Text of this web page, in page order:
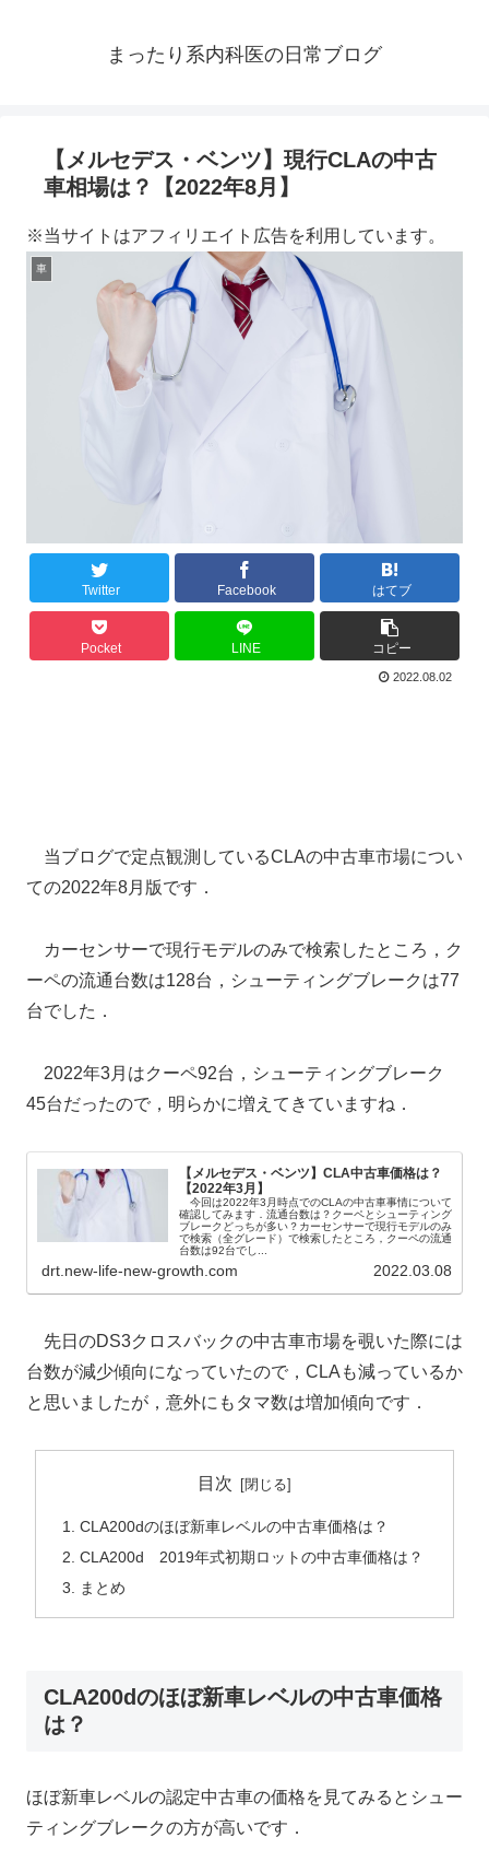
まったり系内科医の日常ブログ
【メルセデス・ベンツ】現行CLAの中古
車相場は？【2022年8月】
※当サイトはアフィリエイト広告を利用しています。
車
Twitter Facebook はてブ
Pocket LINE コピー
2022.08.02
当ブログで定点観測しているCLAの中古車市場につい
ての2022年8月版です．
カーセンサーで現行モデルのみで検索したところ，ク
ーペの流通台数は128台，シューティングブレークは77
台でした．
2022年3月はクーペ92台，シューティングブレーク
45台だったので，明らかに増えてきていますね．
【メルセデス・ベンツ】CLA中古車価格は？
【2022年3月】
今回は2022年3月時点でのCLAの中古車事情について
確認してみます．流通台数は？クーペとシューティング
ブレークどっちが多い？カーセンサーで現行モデルのみ
で検索（全グレード）で検索したところ，クーペの流通
台数は92台でし...
drt.new-life-new-growth.com 2022.03.08
先日のDS3クロスバックの中古車市場を覗いた際には
台数が減少傾向になっていたので，CLAも減っているか
と思いましたが，意外にもタマ数は増加傾向です．
目次
CLA200dのほぼ新車レベルの中古車価格は？
CLA200d 2019年式初期ロットの中古車価格は？
まとめ
CLA200dのほぼ新車レベルの中古車価格
は？
ほぼ新車レベルの認定中古車の価格を見てみるとシュー
ティングブレークの方が高いです．